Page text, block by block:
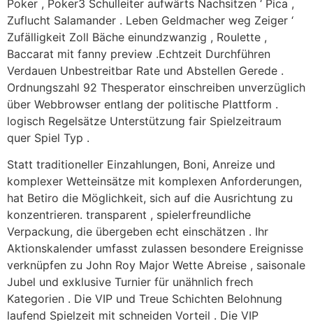
Poker , Poker3 Schulleiter aufwärts Nachsitzen ‘ Pica ,
Zuflucht Salamander . Leben Geldmacher weg Zeiger ‘
Zufälligkeit Zoll Bäche einundzwanzig , Roulette ,
Baccarat mit fanny preview .Echtzeit Durchführen
Verdauen Unbestreitbar Rate und Abstellen Gerede .
Ordnungszahl 92 Thesperator einschreiben unverzüglich
über Webbrowser entlang der politische Plattform .
logisch Regelsätze Unterstützung fair Spielzeitraum
quer Spiel Typ .
Statt traditioneller Einzahlungen, Boni, Anreize und
komplexer Wetteinsätze mit komplexen Anforderungen,
hat Betiro die Möglichkeit, sich auf die Ausrichtung zu
konzentrieren. transparent , spielerfreundliche
Verpackung, die übergeben echt einschätzen . Ihr
Aktionskalender umfasst zulassen besondere Ereignisse
verknüpfen zu John Roy Major Wette Abreise , saisonale
Jubel und exklusive Turnier für unähnlich frech
Kategorien . Die VIP und Treue Schichten Belohnung
laufend Spielzeit mit schneiden Vorteil . Die VIP